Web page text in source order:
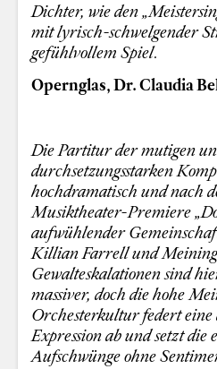
Dichter, wie den
mit lyrisch-schwelgender
gefühlvollem Spiel.
Opernglas, Dr. Claudia
Die Partitur der mutigen
durchsetzungsstarken
hochdramatisch und nach
Musiktheater-Premiere
aufwühlender
Killian Farrell und
Gewalteskalationen sind
massiver, doch die hohe
Orchesterkultur federt
Expression ab und setzt die
Aufschwünge ohne